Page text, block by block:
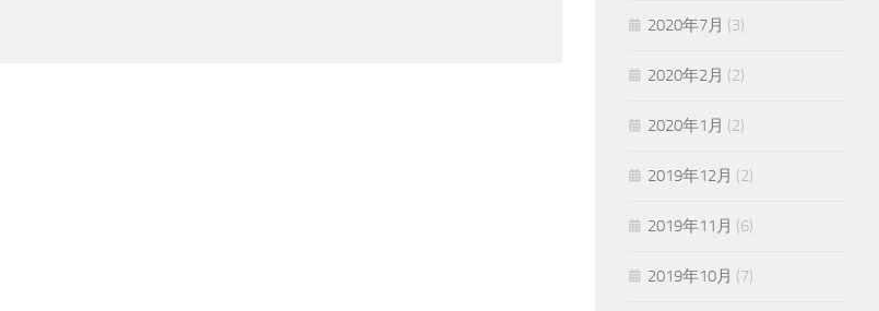
2020年7月 (3)
2020年2月 (2)
2020年1月 (2)
2019年12月 (2)
2019年11月 (6)
2019年10月 (7)